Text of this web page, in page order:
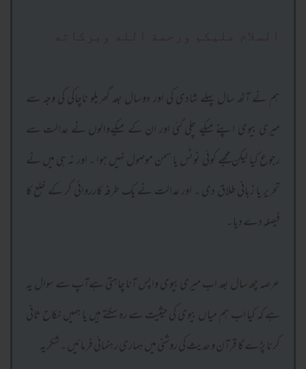
السلام عليكم ورحمة الله وبركاته
ہم نے آٹھ سال پہلے شادی کی اور دوسال بعد گھریلو ناچاکی کی وجہ سے
میری بیوی اپنے میکے چلی گئی اور ان کے میکےوالوں نے عدالت سے
رجوع کیا لیکن مجھے کوئی نوٹس یا سمن موصول نہیں ہوا ۔ اور نہ ہی میں نے
تحریر یا زبانی طلاق دی ۔ اور عدالت نے یک طرفہ کارروائی کر کے خلع کا
فیصلہ دے دیا ۔
عرصہ چھ سال بعد اب میری بیوی واپس آنا چاہتی ہےآپ سے سوال یہ
ہے کہ کیا اب ہم میاں بیوی کی حیثیت سے رہ سکتے ہیں یا ہمیں نکاح ثانی
کرنا پڑے گا قرآن و حدیث کی روشنی میں ہماری رہنمائی فرمائیں ۔ شکریہ